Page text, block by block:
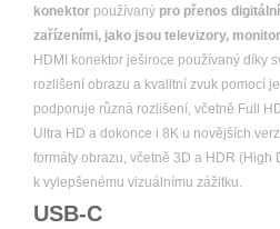
konektor používaný pro přenos
zařízeními, jako jsou televizory,
HDMI konektor ješiroce používaný díky
rozlišení obrazu a kvalitní zvuk pomocí
podporuje různá rozlišení, včetně Full
Ultra HD a dokonce i 8K u novějších
formáty obrazu, včetně 3D a HDR (High
k vylepšenému vizuálnímu zážitku.
USB-C